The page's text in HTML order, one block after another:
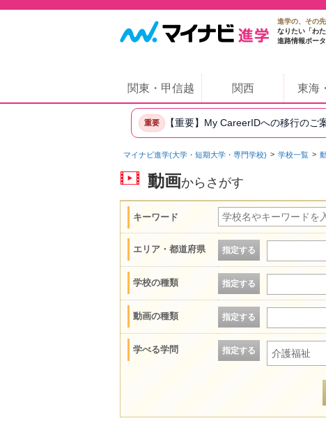
進学の、その先
なりたい「わ
進路情報ポー
関東・甲信越 関西 東海
重要 【重要】My CareerIDへの移行のご
マイナビ進学(大学・短期大学・専門学校) 学校一覧
動画からさがす
キーワード
エリア・都道府県 指定する
学校の種類 指定する
動画の種類 指定する
学べる学問 指定する 介護福祉